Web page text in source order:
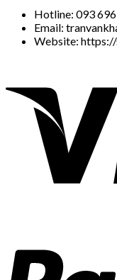
Hotline: 093
Email:
Website: